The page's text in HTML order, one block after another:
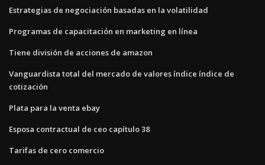
Estrategias de negociación basadas en la volatilidad
Programas de capacitación en marketing en línea
Tiene división de acciones de amazon
Vanguardista total del mercado de valores índice índice de
cotización
Plata para la venta ebay
Esposa contractual de ceo capítulo 38
Tarifas de cero comercio